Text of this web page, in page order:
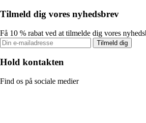
Tilmeld dig vores nyhedsbrev
Få 10 % rabat ved at tilmelde dig vores
Tilmeld dig
Hold kontakten
Find os på sociale medier